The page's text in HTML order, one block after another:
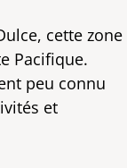
cette zone
Pacifique.
peu connu
et